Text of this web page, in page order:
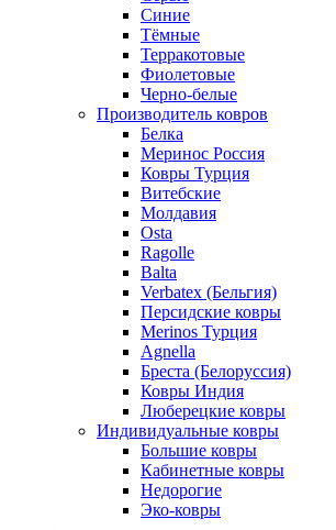
Синие
Тёмные
Терракотовые
Фиолетовые
Черно-белые
Производитель ковров
Белка
Меринос Россия
Ковры Турция
Витебские
Молдавия
Osta
Ragolle
Balta
Verbatex (Бельгия)
Персидские ковры
Merinos Турция
Agnella
Бреста (Белоруссия)
Ковры Индия
Люберецкие ковры
Индивидуальные ковры
Большие ковры
Кабинетные ковры
Недорогие
Эко-ковры